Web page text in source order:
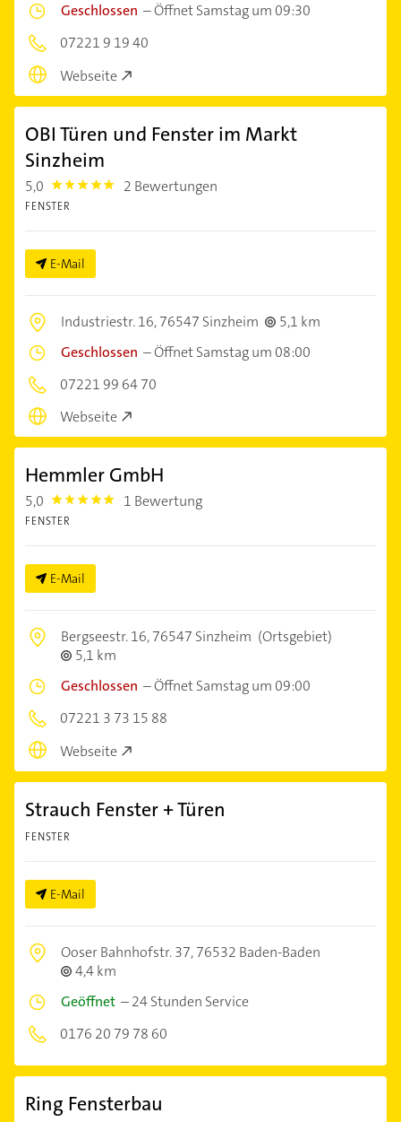
Geschlossen –Öffnet Samstag um 09:30
07221 9 19 40
Webseite
OBI Türen und Fenster im Markt
Sinzheim
5,0 5.0 2 Bewertungen
FENSTER
E-Mail
Industriestr. 16,76547 Sinzheim
5,1 km
Geschlossen –Öffnet Samstag um 08:00
07221 99 64 70
Webseite
Hemmler GmbH
5,0 5.0 1 Bewertung
FENSTER
E-Mail
Bergseestr. 16,76547 Sinzheim (Ortsgebiet)
5,1 km
Geschlossen –Öffnet Samstag um 09:00
07221 3 73 15 88
Webseite
Strauch Fenster + Türen
FENSTER
E-Mail
Ooser Bahnhofstr. 37,76532 Baden-Baden
4,4 km
Geöffnet –24 Stunden Service
0176 20 79 78 60
Ring Fensterbau